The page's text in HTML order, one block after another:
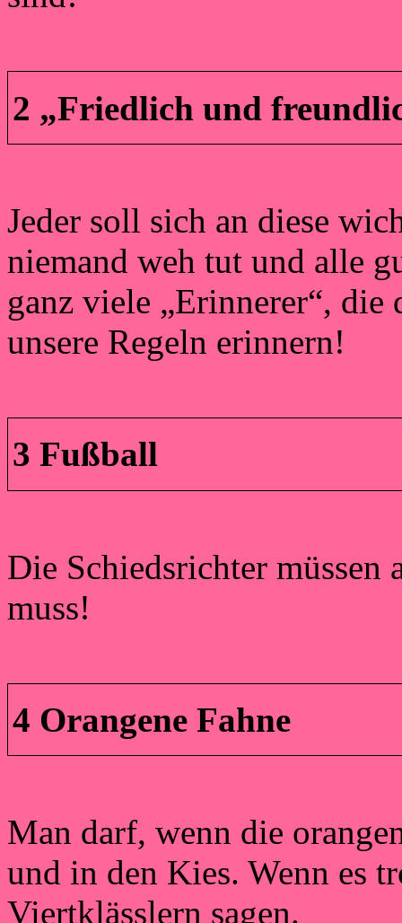
2 „Friedlich und
Jeder soll sich an diese
niemand weh tut und alle
ganz viele „Erinnerer“,
unsere Regeln erinnern!
3 Fußball
Die Schiedsrichter
muss!
4 Orangene Fahne
Man darf, wenn die
und in den Kies. Wenn es
Viertklässlern sagen.